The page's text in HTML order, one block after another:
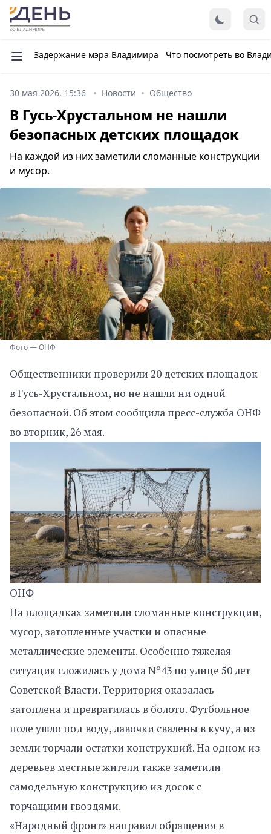
Задержание мэра Владимира Что посмотреть во
30 мая 2026, 15:36 Новости Общество
В Гусь-Хрустальном не нашли
безопасных детских площадок
На каждой из них заметили сломанные конструкции
и мусор.
Фото — ОНФ
Общественники проверили 20 детских площадок
в Гусь-Хрустальном, но не нашли ни одной
безопасной. Об этом сообщила пресс-служба ОНФ
во вторник, 26 мая.
ОНФ
На площадках заметили сломанные конструкции,
мусор, затопленные участки и опасные
металлические элементы. Особенно тяжелая
ситуация сложилась у дома Nº43 по улице 50 лет
Советской Власти. Территория оказалась
затоплена и превратилась в болото. Футбольное
поле ушло под воду, лавочки свалены в кучу, а из
земли торчали остатки конструкций. На одном из
деревьев местные жители также заметили
самодельную конструкцию из досок с
торчащими гвоздями.
«Народный фронт» направил обращения в